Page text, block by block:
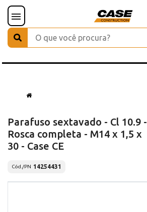
Parafuso sextavado - Cl 10.9 -
Rosca completa - M14 x 1,5 x
30 - Case CE
Cód./PN 14254431